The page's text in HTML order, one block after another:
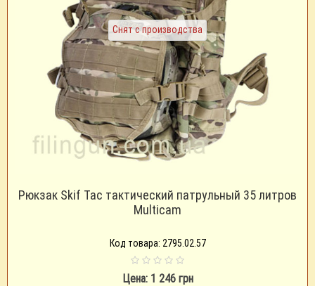
Снят с производства
Рюкзак Skif Tac тактический патрульный 35 литров
Multicam
Код товара: 2795.02.57
Цена: 1 246 грн